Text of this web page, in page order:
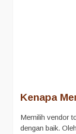
Kenapa
Memilih vendor
dengan baik.